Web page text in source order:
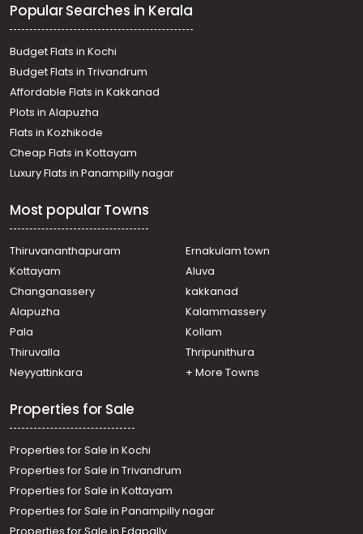
Residential Land for Sale in Trivandrum,
Thiruvananthapuram, Vattakarikkakom, venjaramood
Residential Land for Sale in Trivandrum, Vembayam,
Vembayam, vembayam
Residential Land for Sale in Trivandrum,
Thiruvananthapuram, Mannanthala, near st thomas
school
Residential Land for Sale in Trivandrum, Vembayam,
Vembayam, vembayam
Residential Land for Sale in Trivandrum,
Thiruvananthapuram, Karyavattom, powdikkonam
Thiruvananthapuram, Mannanthala, near St Thomas
School, mannanthala
Residential Land for Sale in Trivandrum,
Thiruvananthapuram, Mannanthala
Thiruvananthapuram, Eanikara, Mullassery
Residential Land for Sale in Trivandrum,
Thiruvananthapuram, Thiruvananthapuram,
Powdikonam
Residential Land for Sale in Trivandrum, Sreekariyam,
Residential Land for Sale in Trivandrum, Nedumangad,
Vattappara, vattappara
Thiruvananthapuram, Mannanthala, Chittazha
Residential Land for Sale in Trivandrum,
Thiruvananthapuram, Mannanthala
Residential Land for Sale in Trivandrum,
Thiruvananthapuram, Mannanthala, powdikkonam
Popular Searches in Kerala
Budget Flats in Kochi
Budget Flats in Trivandrum
Affordable Flats in Kakkanad
Plots in Alapuzha
Flats in Kozhikode
Cheap Flats in Kottayam
Luxury Flats in Panampilly nagar
Most popular Towns
Thiruvananthapuram
Ernakulam town
Kottayam
Aluva
Changanassery
kakkanad
Alapuzha
Kalammassery
Pala
Kollam
Thiruvalla
Thripunithura
Neyyattinkara
+ More Towns
Properties for Sale
Properties for Sale in Kochi
Properties for Sale in Trivandrum
Properties for Sale in Kottayam
Properties for Sale in Panampilly nagar